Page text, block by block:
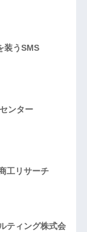
うSMS
ンター
工リサーチ
ティング株式会